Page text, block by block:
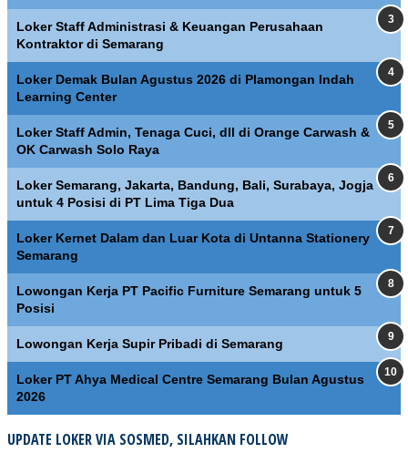
Loker Staff Administrasi & Keuangan Perusahaan
Kontraktor di Semarang
Loker Demak Bulan Agustus 2026 di Plamongan Indah
Learning Center
Loker Staff Admin, Tenaga Cuci, dll di Orange Carwash &
OK Carwash Solo Raya
Loker Semarang, Jakarta, Bandung, Bali, Surabaya, Jogja
untuk 4 Posisi di PT Lima Tiga Dua
Loker Kernet Dalam dan Luar Kota di Untanna Stationery
Semarang
Lowongan Kerja PT Pacific Furniture Semarang untuk 5
Posisi
Lowongan Kerja Supir Pribadi di Semarang
Loker PT Ahya Medical Centre Semarang Bulan Agustus
2026
UPDATE LOKER VIA SOSMED, SILAHKAN FOLLOW